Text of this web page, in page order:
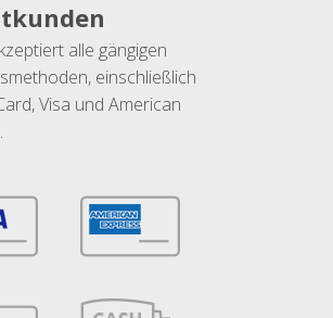
alle gängigen
einschließlich
Visa und American